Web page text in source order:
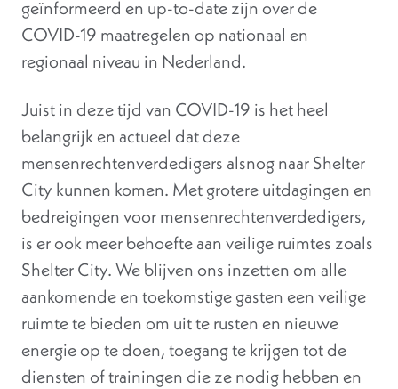
geïnformeerd en up-to-date zijn over de
COVID-19 maatregelen op nationaal en
regionaal niveau in Nederland.
Juist in deze tijd van COVID-19 is het heel
belangrijk en actueel dat deze
mensenrechtenverdedigers alsnog naar Shelter
City kunnen komen. Met grotere uitdagingen en
bedreigingen voor mensenrechtenverdedigers,
is er ook meer behoefte aan veilige ruimtes zoals
Shelter City. We blijven ons inzetten om alle
aankomende en toekomstige gasten een veilige
ruimte te bieden om uit te rusten en nieuwe
energie op te doen, toegang te krijgen tot de
diensten of trainingen die ze nodig hebben en